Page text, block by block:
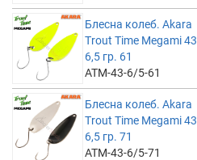
Блесна колеб. Akara
Trout Time Megami 43
6,5 гр. 61
ATM-43-6/5-61
Блесна колеб. Akara
Trout Time Megami 43
6,5 гр. 71
ATM-43-6/5-71